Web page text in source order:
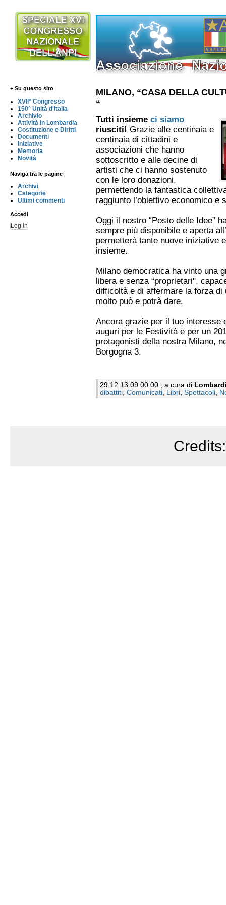
+ Su questo sito
XVII° Congresso
150° Unità d'Italia
Archivio
Attività in Lombardia
Costituzione e Diritti
Documenti
Iniziative
Memoria
Novità
Naviga tra le pagine
Archivi
Categorie
Ultimi commenti
Accedi
Log in
MILANO, “CASA DELLA
“
Tutti insieme ci siamo
riusciti! Grazie alle centinaia e
centinaia di cittadini e
associazioni che hanno
sottoscritto e alle decine di
artisti che ci hanno sostenuto
con le loro donazioni,
permettendo la fantastica
raggiunto l’obiettivo economico e
Oggi il nostro “Posto delle Idee”
sempre più disponibile e aperta
permetterà tante nuove iniziative
insieme.
Milano democratica ha vinto una
libera e senza “proprietari",
difficoltà e di affermare la forza
molto può e potrà dare.
Ancora grazie per il tuo interesse
auguri per le Festività e per un
protagonisti della nostra Milano,
Borgogna 3.
29.12.13 09:00:00 , a cura di
dibattiti, Comunicati, Libri, Spettacoli,